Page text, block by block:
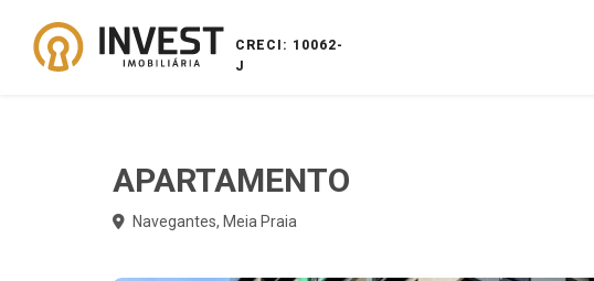
CRECI: 10062-
J
APARTAMENTO
Navegantes, Meia Praia